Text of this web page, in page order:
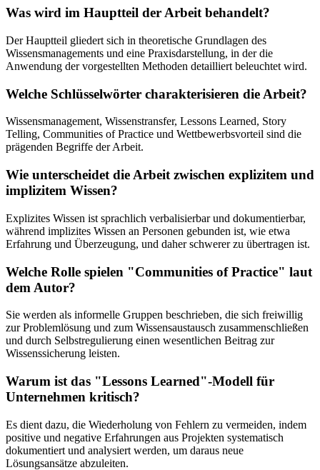
Was wird im Hauptteil der Arbeit behandelt?
Der Hauptteil gliedert sich in theoretische Grundlagen des
Wissensmanagements und eine Praxisdarstellung, in der die
Anwendung der vorgestellten Methoden detailliert beleuchtet wird.
Welche Schlüsselwörter charakterisieren die Arbeit?
Wissensmanagement, Wissenstransfer, Lessons Learned, Story
Telling, Communities of Practice und Wettbewerbsvorteil sind die
prägenden Begriffe der Arbeit.
Wie unterscheidet die Arbeit zwischen explizitem und
implizitem Wissen?
Explizites Wissen ist sprachlich verbalisierbar und dokumentierbar,
während implizites Wissen an Personen gebunden ist, wie etwa
Erfahrung und Überzeugung, und daher schwerer zu übertragen ist.
Welche Rolle spielen "Communities of Practice" laut
dem Autor?
Sie werden als informelle Gruppen beschrieben, die sich freiwillig
zur Problemlösung und zum Wissensaustausch zusammenschließen
und durch Selbstregulierung einen wesentlichen Beitrag zur
Wissenssicherung leisten.
Warum ist das "Lessons Learned"-Modell für
Unternehmen kritisch?
Es dient dazu, die Wiederholung von Fehlern zu vermeiden, indem
positive und negative Erfahrungen aus Projekten systematisch
dokumentiert und analysiert werden, um daraus neue
Lösungsansätze abzuleiten.